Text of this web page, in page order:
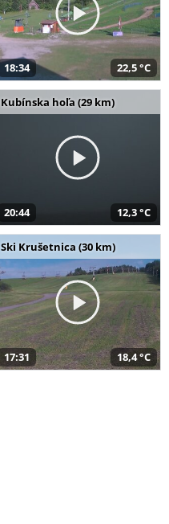
18:34 22,5 °C
Kubínska hoľa (29 km)
20:44 12,3 °C
Ski Krušetnica (30 km)
17:31 18,4 °C